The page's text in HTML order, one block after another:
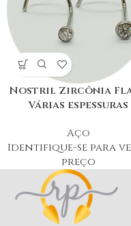
Nostril Zircônia
Várias espessuras
Aço
Identifique-se para
preço